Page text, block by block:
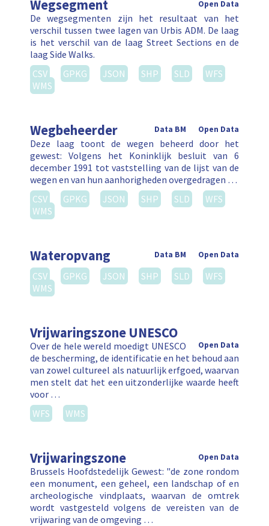
Wegsegment Open Data
De wegsegmenten zijn het resultaat van het
verschil tussen twee lagen van Urbis ADM. De laag
is het verschil van de laag Street Sections en de
laag Side Walks.
CSV
GPKG JSON SHP SLD
WFS
WMS
Wegbeheerder Open Data
Data BM
Deze laag toont de wegen beheerd door het
gewest: Volgens het Koninklijk besluit van 6
december 1991 tot vaststelling van de lijst van de
wegen en van hun aanhorigheden overgedragen …
CSV
GPKG JSON SHP SLD
WFS
WMS
Wateropvang Open Data
Data BM
CSV GPKG JSON SHP SLD
WFS
WMS
Vrijwaringszone UNESCO
Open Data
Over de hele wereld moedigt UNESCO
de bescherming, de identificatie en het behoud aan
van zowel cultureel als natuurlijk erfgoed, waarvan
men stelt dat het een uitzonderlijke waarde heeft
voor …
WFS
WMS
Vrijwaringszone Open Data
Brussels Hoofdstedelijk Gewest: "de zone rondom
een monument, een geheel, een landschap of en
archeologische vindplaats, waarvan de omtrek
wordt vastgesteld volgens de vereisten van de
vrijwaring van de omgeving …